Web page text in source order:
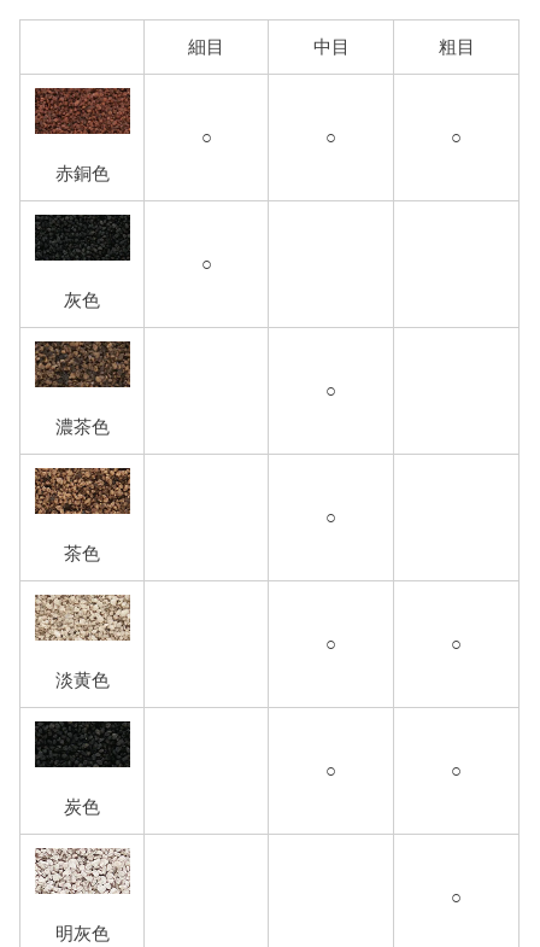
細目 中目 粗目
赤銅色
○ ○ ○
灰色
○
濃茶色
○
茶色
○
淡黄色
○ ○
炭色
○ ○
明灰色
○